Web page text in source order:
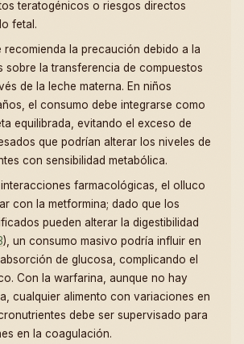
teratogénicos o riesgos directos
fetal.
recomienda la precaución debido a la
sobre la transferencia de compuestos
de la leche materna. En niños
el consumo debe integrarse como
equilibrada, evitando el exceso de
que podrían alterar los niveles de
con sensibilidad metabólica.
farmacológicas, el olluco
con la metformina; dado que los
pueden alterar la digestibilidad
), un consumo masivo podría influir en
de glucosa, complicando el
Con la warfarina, aunque no hay
cualquier alimento con variaciones en
debe ser supervisado para
en la coagulación.